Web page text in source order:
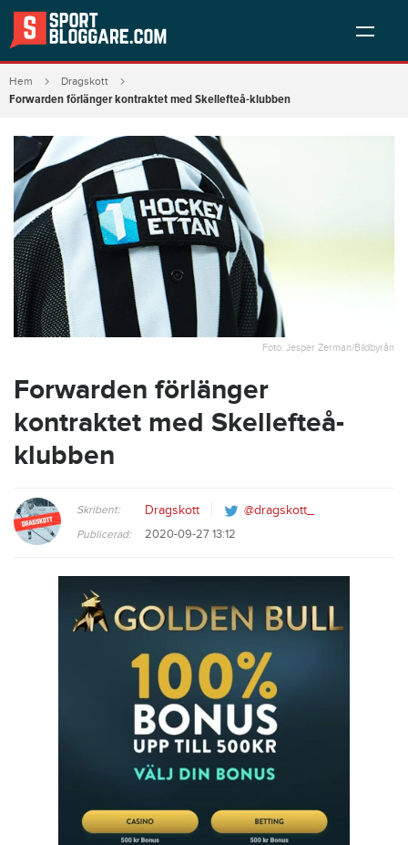
Hem Dragskott
Forwarden förlänger kontraktet med Skellefteå-klubben
Foto: Jesper Zerman/Bildbyrån
Forwarden förlänger
kontraktet med Skellefteå-
klubben
Skribent: Dragskott @dragskott_
Publicerad: 2020-09-27 13:12